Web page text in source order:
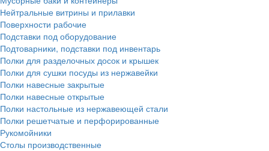
Нейтральные витрины и прилавки
Поверхности рабочие
Подставки под оборудование
Подтоварники, подставки под инвентарь
Полки для разделочных досок и крышек
Полки для сушки посуды из нержавейки
Полки навесные закрытые
Полки навесные открытые
Полки настольные из нержавеющей стали
Полки решетчатые и перфорированные
Рукомойники
Столы производственные